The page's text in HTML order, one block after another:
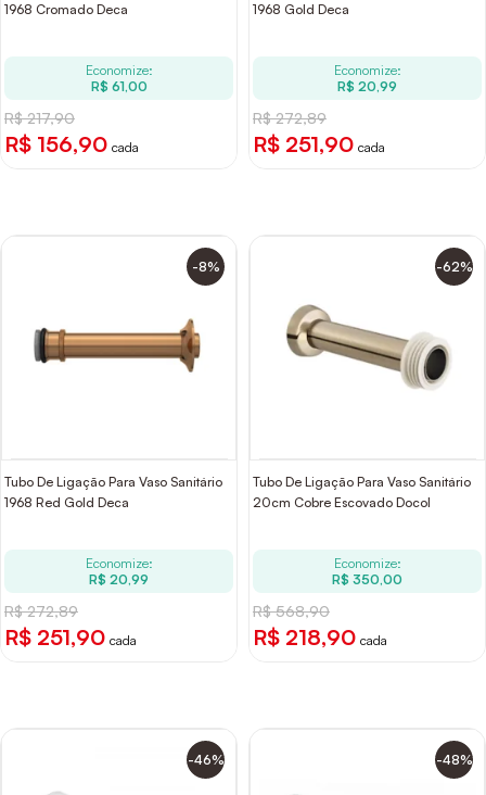
1968 Cromado Deca
Economize:
R$ 61,00
R$ 217,90
R$ 156,90 cada
1968 Gold Deca
Economize:
R$ 20,99
R$ 272,89
R$ 251,90 cada
-8%
Tubo De Ligação Para Vaso Sanitário
1968 Red Gold Deca
Economize:
R$ 20,99
R$ 272,89
R$ 251,90 cada
-62%
Tubo De Ligação Para Vaso Sanitário
20cm Cobre Escovado Docol
Economize:
R$ 350,00
R$ 568,90
R$ 218,90 cada
-46% -48%